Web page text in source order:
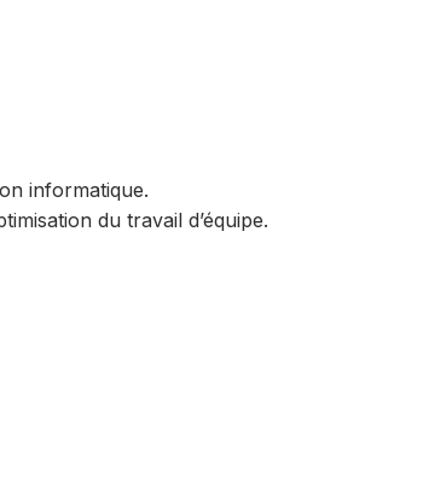
informatique.
du travail d’équipe.